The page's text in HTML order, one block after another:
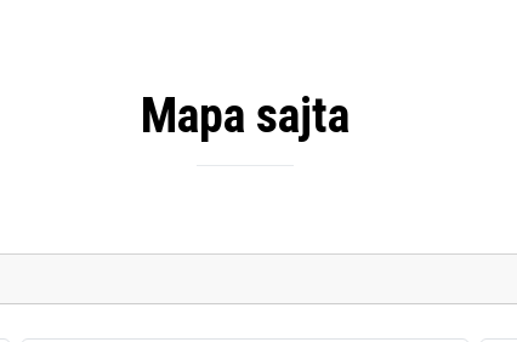
Mapa sajta